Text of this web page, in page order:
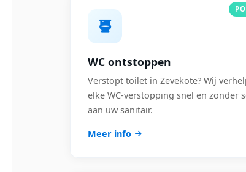
WC ontstoppen
Verstopt toilet in Zevekote? Wij
elke WC-verstopping snel en zonder
aan uw sanitair.
Meer info